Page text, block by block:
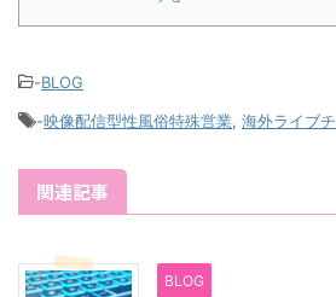
-BLOG
-映像配信型性風俗特殊営業, 海外ライブ
関連記事
BLOG